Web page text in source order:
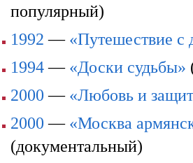
популярный)
1992 — «Путешествие с
1994— «Доски судьбы»
2000 — «Любовь и
2000 — «Москва
(документальный)